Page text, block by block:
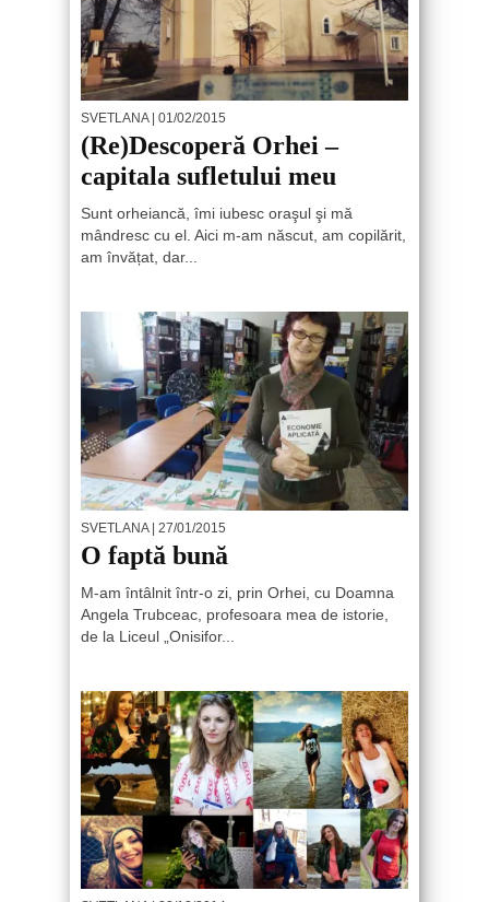
SVETLANA| 01/02/2015
(Re)Descoperă Orhei –
capitala sufletului meu
Sunt orheiancă, îmi iubesc oraşul şi mă
mândresc cu el. Aici m-am născut, am copilărit,
am învățat, dar...
SVETLANA| 27/01/2015
O faptă bună
M-am întâlnit într-o zi, prin Orhei, cu Doamna
Angela Trubceac, profesoara mea de istorie,
de la Liceul „Onisifor...